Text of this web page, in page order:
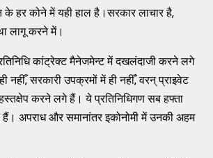
के हर कोने में यही हाल है।सरकार लाचार है,
लागू करने में।
कांट्रेक्ट मैनेजमेन्ट में दखलंदाजी करने लगे
नहीँ, सरकारी उपक्रमों में ही नहीँ, वरन् प्राइवेट
करने लगे हैं। ये प्रतिनिधिगण सब हफ्ता
अपराध और समानांतर इकोनोमी में उनकी अहम